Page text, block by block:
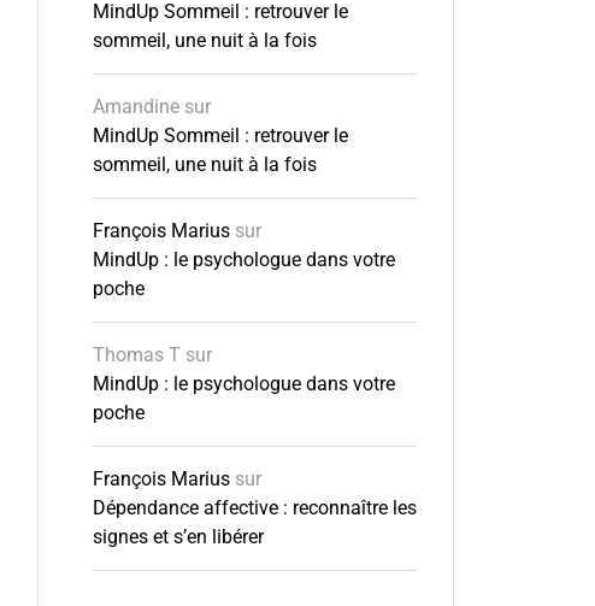
MindUp Sommeil : retrouver le
sommeil, une nuit à la fois
Amandinesur
MindUp Sommeil : retrouver le
sommeil, une nuit à la fois
François Mariussur
MindUp : le psychologue dans votre
poche
Thomas T sur
MindUp : le psychologue dans votre
poche
François Mariussur
Dépendance affective : reconnaître les
signes et s’en libérer